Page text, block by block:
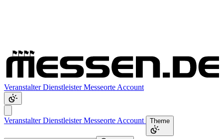
VeranstalterDienstleisterMesseorte Account
VeranstalterDienstleisterMesseorte Account Theme